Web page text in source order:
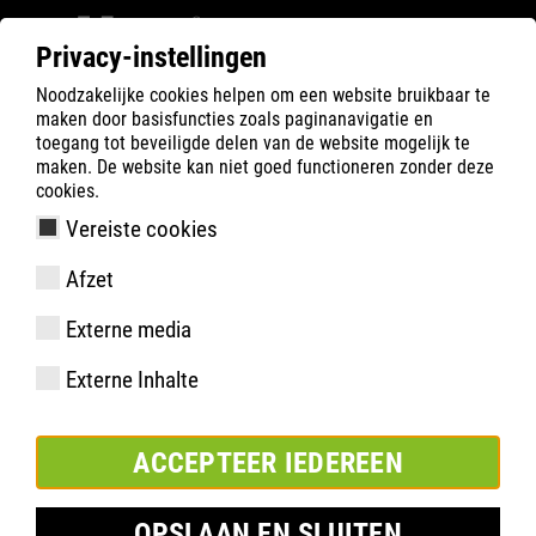
Privacy-instellingen
Noodzakelijke cookies helpen om een website bruikbaar te
maken door basisfuncties zoals paginanavigatie en
toegang tot beveiligde delen van de website mogelijk te
maken. De website kan niet goed functioneren zonder deze
cookies.
Vereiste cookies
Afzet
Externe media
Externe Inhalte
ACCEPTEER IEDEREEN
ATLAS Company
Sponsoring
Wereldkampioenschap boksen